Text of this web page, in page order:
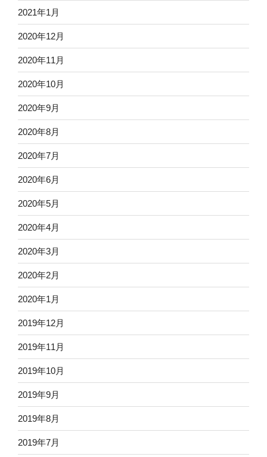
2021年1月
2020年12月
2020年11月
2020年10月
2020年9月
2020年8月
2020年7月
2020年6月
2020年5月
2020年4月
2020年3月
2020年2月
2020年1月
2019年12月
2019年11月
2019年10月
2019年9月
2019年8月
2019年7月